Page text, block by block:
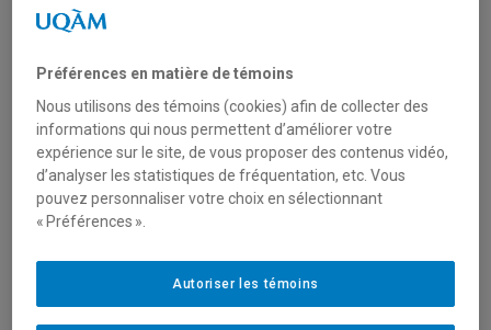
International
Type de financement
Fonctionnement
Secteur(s)
Sciences liées à la santé
Préférences en matière de témoins
Nous utilisons des témoins (cookies) afin de collecter des
informations qui nous permettent d’améliorer votre
expérience sur le site, de vous proposer des contenus vidéo,
d’analyser les statistiques de fréquentation, etc. Vous
pouvez personnaliser votre choix en sélectionnant
« Préférences ».
Autoriser les témoins